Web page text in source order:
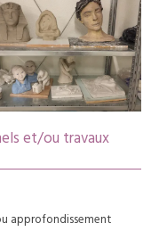
et/ou travaux
approfondissement